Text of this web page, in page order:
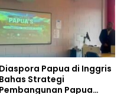
Diaspora Papua di Inggris
Bahas Strategi
Pembangunan Papua